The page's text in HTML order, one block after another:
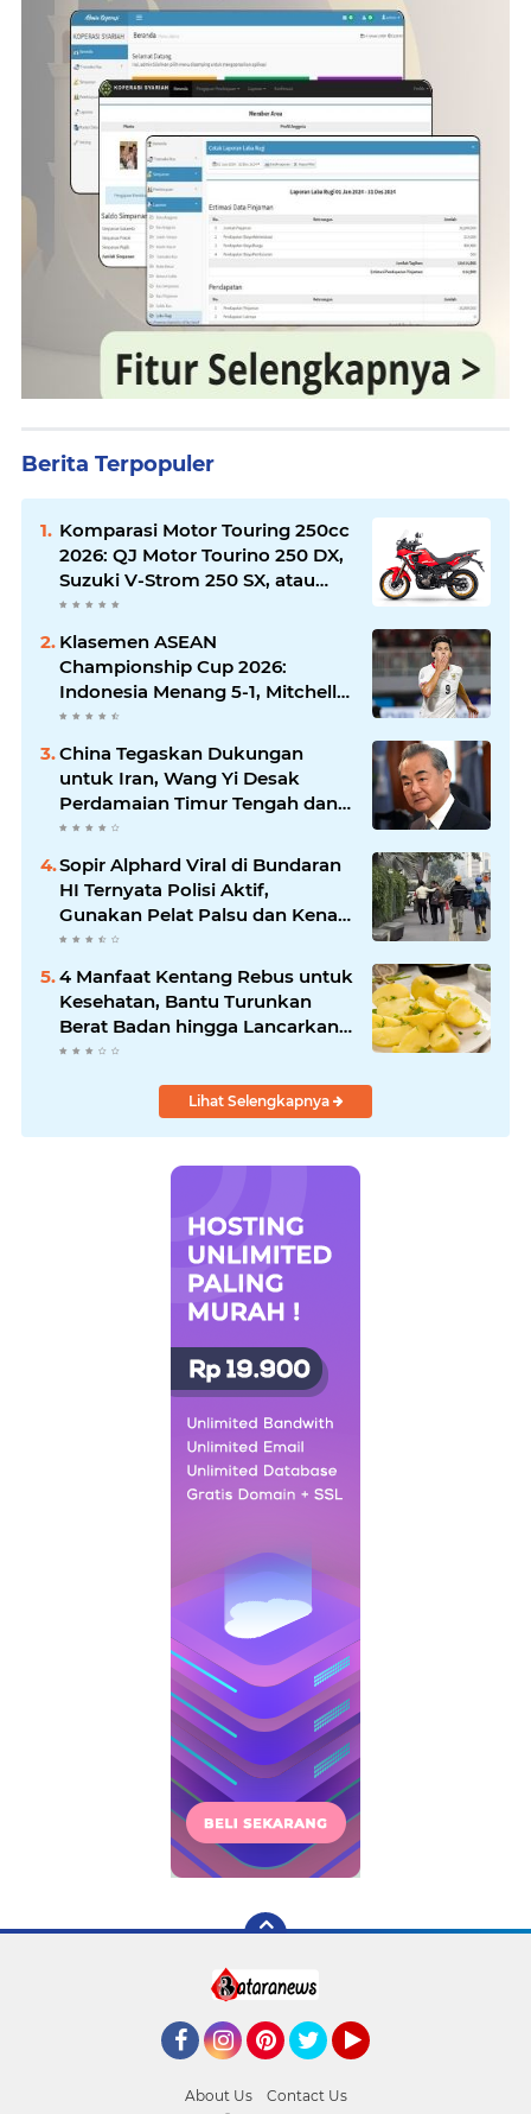
Berita Terpopuler
Komparasi Motor Touring 250cc
2026: QJ Motor Tourino 250 DX,
Suzuki V-Strom 250 SX, atau
Kawasaki Versys-X 250?
Klasemen ASEAN
Championship Cup 2026:
Indonesia Menang 5-1, Mitchell
Baker Hattrick dan Puncaki Top
Skor
China Tegaskan Dukungan
untuk Iran, Wang Yi Desak
Perdamaian Timur Tengah dan
Soroti Ketegangan dengan AS
Sopir Alphard Viral di Bundaran
HI Ternyata Polisi Aktif,
Gunakan Pelat Palsu dan Kena
Tilang
4 Manfaat Kentang Rebus untuk
Kesehatan, Bantu Turunkan
Berat Badan hingga Lancarkan
Pencernaan
Lihat Selengkapnya
About Us Contact Us